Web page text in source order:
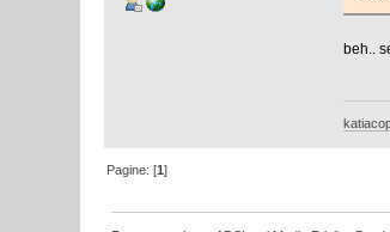
beh..
Pagine: [1]